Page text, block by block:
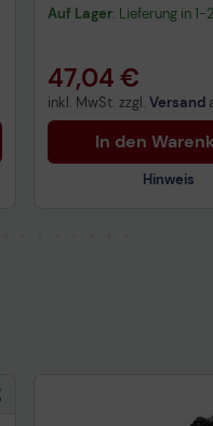
Bluetooth 5.0
Auf Lager: Lieferung in
47,04 €
inkl. MwSt. zzgl. Versand
In den
Hinweis